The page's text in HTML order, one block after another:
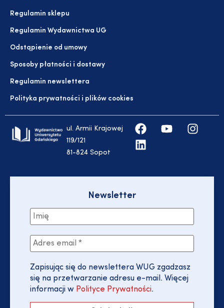
Regulamin sklepu
Regulamin Wydawnictwa UG
Odstąpienie od umowy
Sposoby płatności i dostawy
Regulamin newslettera
Polityka prywatności i plików cookies
ul. Armii Krajowej
119/121
81-824 Sopot
Newsletter
Zapisując się do newslettera WUG zgadzasz
się na przetwarzanie adresu e-mail. Więcej
informacji w Polityce Prywatności.